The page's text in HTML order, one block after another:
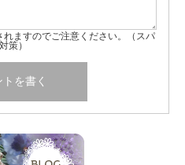
ますのでご注意ください。（スパ
策）